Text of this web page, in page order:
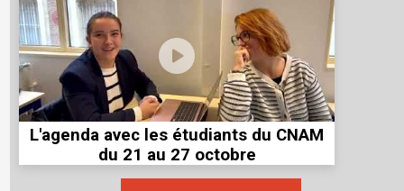
L'agenda avec les étudiants du CNAM
du 21 au 27 octobre